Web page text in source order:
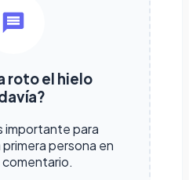
roto el hielo
importante para
persona en
comentario.